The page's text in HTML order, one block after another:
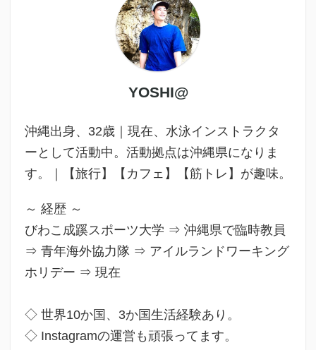
YOSHI@
沖縄出身、32歳｜現在、水泳インストラクタ
ーとして活動中。活動拠点は沖縄県になりま
す。｜【旅行】【カフェ】【筋トレ】が趣味。
～ 経歴 ～
びわこ成蹊スポーツ大学 ⇒ 沖縄県で臨時教員
⇒ 青年海外協力隊 ⇒ アイルランドワーキング
ホリデー ⇒ 現在
◇ 世界10か国、3か国生活経験あり。
◇ Instagramの運営も頑張ってます。